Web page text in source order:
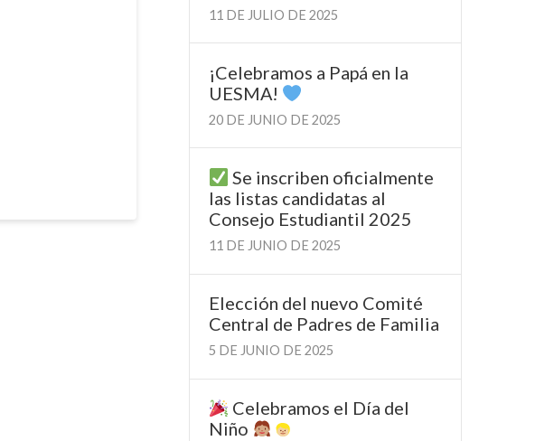
11 DE JULIO DE 2025
¡Celebramos a Papá en la
UESMA!
20 DE JUNIO DE 2025
Se inscriben oficialmente
las listas candidatas al
Consejo Estudiantil 2025
11 DE JUNIO DE 2025
Elección del nuevo Comité
Central de Padres de Familia
5 DE JUNIO DE 2025
Celebramos el Día del
Niño